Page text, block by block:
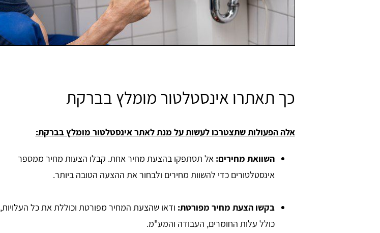
כך תאתרו אינסטלטור מומלץ בברקת
אלה הפעולות שתצטרכו לעשות על מנת לאתר אינסטלטור מומלץ בברקת:
השוואת מחירים: אל תסתפקו בהצעת מחיר אחת. קבלו הצעות מחיר ממספר
אינסטלטורים כדי להשוות מחירים ולבחור את ההצעה הטובה ביותר.
בקשו הצעת מחיר מפורטת: ודאו שהצעת המחיר מפורטת וכוללת את כל העלויות,
כולל עלות החומרים, העבודה והמע"מ.